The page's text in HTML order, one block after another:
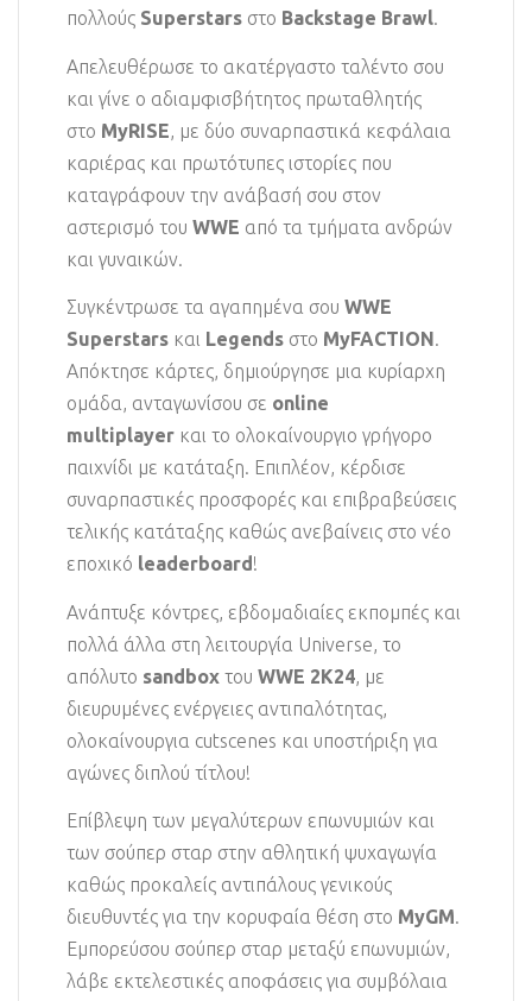
πολλούς Superstars στο Backstage Brawl.
Απελευθέρωσε το ακατέργαστο ταλέντο σου
και γίνε ο αδιαμφισβήτητος πρωταθλητής
στο MyRISE, με δύο συναρπαστικά κεφάλαια
καριέρας και πρωτότυπες ιστορίες που
καταγράφουν την ανάβασή σου στον
αστερισμό του WWE από τα τμήματα ανδρών
και γυναικών.
Συγκέντρωσε τα αγαπημένα σου WWE
Superstars και Legends στο MyFACTION .
Απόκτησε κάρτες, δημιούργησε μια κυρίαρχη
ομάδα, ανταγωνίσου σε online
multiplayer και το ολοκαίνουργιο γρήγορο
παιχνίδι με κατάταξη. Επιπλέον, κέρδισε
συναρπαστικές προσφορές και επιβραβεύσεις
τελικής κατάταξης καθώς ανεβαίνεις στο νέο
εποχικό leaderboard !
Ανάπτυξε κόντρες, εβδομαδιαίες εκπομπές και
πολλά άλλα στη λειτουργία Universe, το
απόλυτο sandbox του WWE 2K24, με
διευρυμένες ενέργειες αντιπαλότητας,
ολοκαίνουργια cutscenes και υποστήριξη για
αγώνες διπλού τίτλου!
Επίβλεψη των μεγαλύτερων επωνυμιών και
των σούπερ σταρ στην αθλητική ψυχαγωγία
καθώς προκαλείς αντιπάλους γενικούς
διευθυντές για την κορυφαία θέση στο MyGM.
Εμπορεύσου σούπερ σταρ μεταξύ επωνυμιών,
λάβε εκτελεστικές αποφάσεις για συμβόλαια